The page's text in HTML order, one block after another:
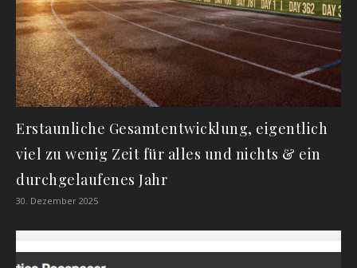
Erstaunliche Gesamtentwicklung, eigentlich
viel zu wenig Zeit für alles und nichts & ein
durchgelaufenes Jahr
30. Dezember 2025